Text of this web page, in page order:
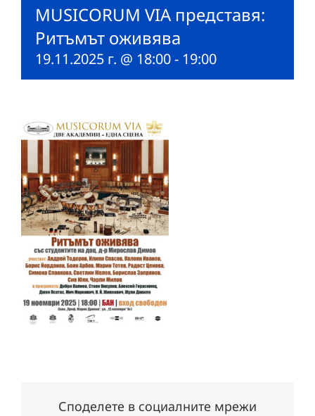
MUSICORUM VIA представя:
Ритъмът оживява
19.11.2025 г. @ 18:00- 19:00
Споделете в социалните мрежи